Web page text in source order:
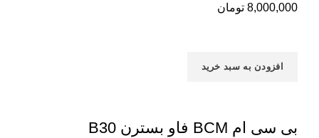
8,000,000 تومان
افزودن به سبد خرید
بی سی ام BCM فاو بسترن B30